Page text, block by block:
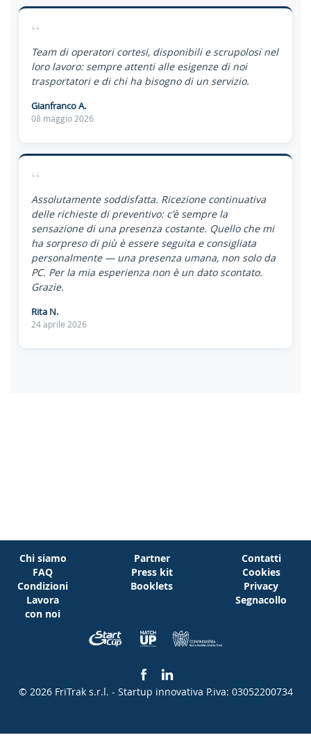
“
Team di operatori cortesi, disponibili e scrupolosi nel
loro lavoro: sempre attenti alle esigenze di noi
trasportatori e di chi ha bisogno di un servizio.
Gianfranco A.
08 maggio 2026
“
Assolutamente soddisfatta. Ricezione continuativa
delle richieste di preventivo: c'è sempre la
sensazione di una presenza costante. Quello che mi
ha sorpreso di più è essere seguita e consigliata
personalmente — una presenza umana, non solo da
PC. Per la mia esperienza non è un dato scontato.
Grazie.
Rita N.
24 aprile 2026
Chi siamo
FAQ
Condizioni
Lavora
con noi
Partner
Press kit
Booklets
Contatti
Cookies
Privacy
Segnacollo
© 2026 FriTrak s.r.l. - Startup innovativa P.iva: 03052200734